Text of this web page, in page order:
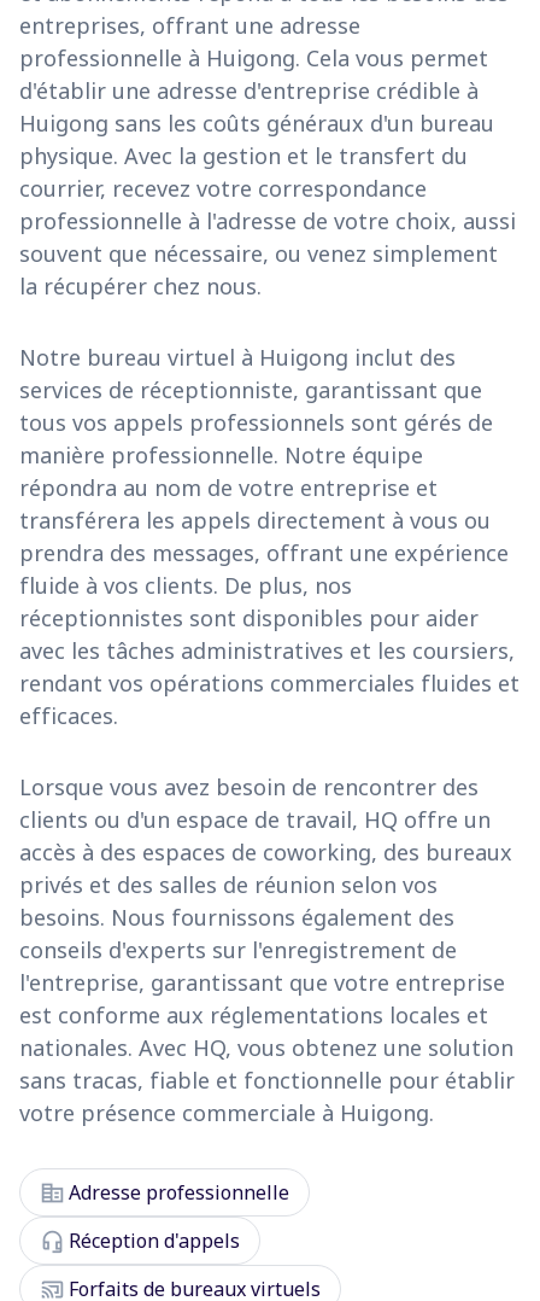
entreprises, offrant une adresse
professionnelle à Huigong. Cela vous permet
d'établir une adresse d'entreprise crédible à
Huigong sans les coûts généraux d'un bureau
physique. Avec la gestion et le transfert du
courrier, recevez votre correspondance
professionnelle à l'adresse de votre choix, aussi
souvent que nécessaire, ou venez simplement
la récupérer chez nous.
Notre bureau virtuel à Huigong inclut des
services de réceptionniste, garantissant que
tous vos appels professionnels sont gérés de
manière professionnelle. Notre équipe
répondra au nom de votre entreprise et
transférera les appels directement à vous ou
prendra des messages, offrant une expérience
fluide à vos clients. De plus, nos
réceptionnistes sont disponibles pour aider
avec les tâches administratives et les coursiers,
rendant vos opérations commerciales fluides et
efficaces.
Lorsque vous avez besoin de rencontrer des
clients ou d'un espace de travail, HQ offre un
accès à des espaces de coworking, des bureaux
privés et des salles de réunion selon vos
besoins. Nous fournissons également des
conseils d'experts sur l'enregistrement de
l'entreprise, garantissant que votre entreprise
est conforme aux réglementations locales et
nationales. Avec HQ, vous obtenez une solution
sans tracas, fiable et fonctionnelle pour établir
votre présence commerciale à Huigong.
corporate_fareAdresse professionnelle
headset_mic Réception d'appels
cast_connected Forfaits de bureaux virtuels